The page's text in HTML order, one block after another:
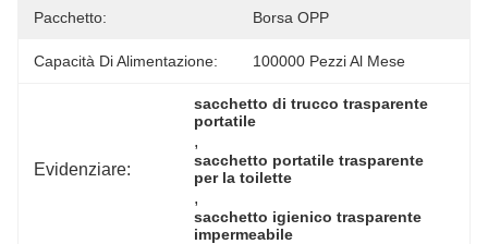
Pacchetto: Borsa OPP
Capacità Di Alimentazione: 100000 Pezzi Al Mese
Evidenziare:
sacchetto di trucco trasparente
portatile
,
sacchetto portatile trasparente
per la toilette
,
sacchetto igienico trasparente
impermeabile